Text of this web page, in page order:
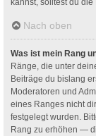
Nach oben
Was ist mein Rang
Ränge, die unter
Beiträge du bislang
Moderatoren und
eines Ranges nicht
festgelegt wurden.
Rang zu erhöhen —